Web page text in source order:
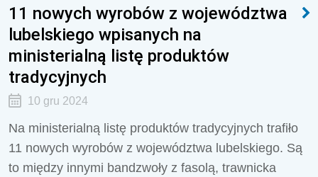
11 nowych wyrobów z województwa
lubelskiego wpisanych na
ministerialną listę produktów
tradycyjnych
10 gru 2024
Na ministerialną listę produktów tradycyjnych trafiło
11 nowych wyrobów z województwa lubelskiego. Są
to między innymi bandzwoły z fasolą, trawnicka